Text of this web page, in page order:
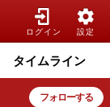
ログイン 設定
タイムライン
フォローする